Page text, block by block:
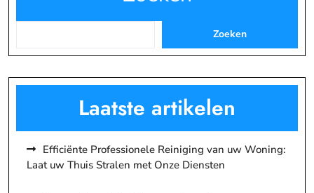
Zoeken
Laatste artikelen
Efficiënte Professionele Reiniging van uw Woning:
Laat uw Thuis Stralen met Onze Diensten